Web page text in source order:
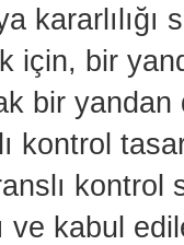
kararlılığı
için, bir
bir yandan
kontrol
kontrol
ve kabul